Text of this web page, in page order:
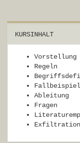
KURSINHALT
Vorstellung
Regeln
Ableitung
Fragen
Exfiltration